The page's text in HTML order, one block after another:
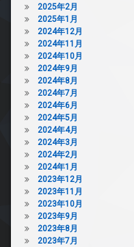
2025年2月
2025年1月
2024年12月
2024年11月
2024年10月
2024年9月
2024年8月
2024年7月
2024年6月
2024年5月
2024年4月
2024年3月
2024年2月
2024年1月
2023年12月
2023年11月
2023年10月
2023年9月
2023年8月
2023年7月